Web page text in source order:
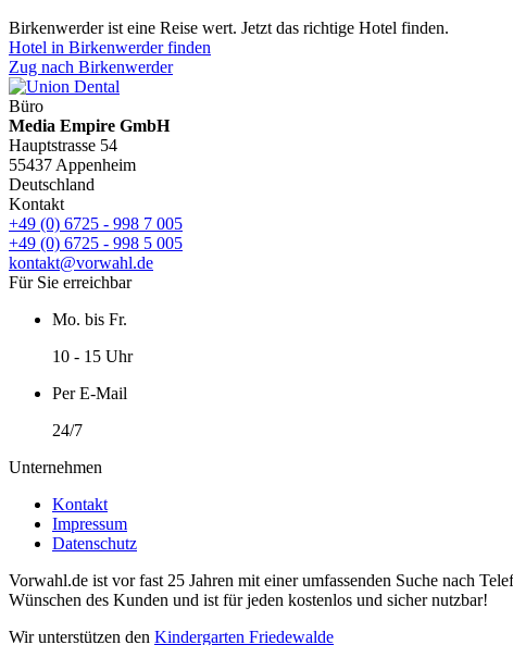
Birkenwerder ist eine Reise wert. Jetzt das richtige Hotel finden.
Hotel in Birkenwerder finden
Zug nach Birkenwerder
Büro
Media Empire GmbH
Hauptstrasse 54
55437 Appenheim
Deutschland
Kontakt
+49 (0) 6725 - 998 7 005
+49 (0) 6725 - 998 5 005
kontakt@vorwahl.de
Für Sie erreichbar
Mo. bis Fr.
10 - 15 Uhr
Per E-Mail
24/7
Unternehmen
Kontakt
Impressum
Datenschutz
Vorwahl.de ist vor fast 25 Jahren mit einer umfassenden Suche nach
Wünschen des Kunden und ist für jeden kostenlos und sicher nutzbar!
Wir unterstützen den Kindergarten Friedewalde